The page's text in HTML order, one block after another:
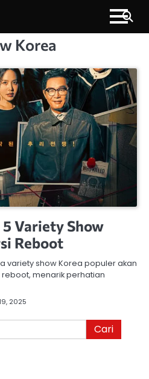
Korea
Variety Show
Reboot
variety show Korea populer akan
menarik perhatian
2025